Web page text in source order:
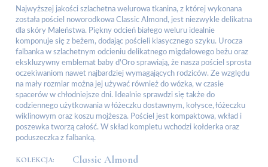
Najwyższej jakości szlachetna welurowa tkanina, z której wykonana
została pościel noworodkowa Classic Almond, jest niezwykle delikatna
dla skóry Maleństwa. Piękny odcień białego weluru idealnie
komponuje się z beżem, dodając pościeli klasycznego szyku. Urocza
falbanka w szlachetnym odcieniu delikatnego migdałowego beżu oraz
ekskluzywny emblemat baby d'Oro sprawiają, że nasza pościel sprosta
oczekiwaniom nawet najbardziej wymagających rodziców. Ze względu
na mały rozmiar można jej używać również do wózka, w czasie
spacerów w chłodniejsze dni. Idealnie sprawdzi się także do
codziennego użytkowania w łóżeczku dostawnym, kołysce, łóżeczku
wiklinowym oraz koszu mojżesza. Pościel jest kompaktowa, wkład i
poszewka tworzą całość. W skład kompletu wchodzi kołderka oraz
poduszeczka z falbanką.
KOLEKCJA: Classic Almond